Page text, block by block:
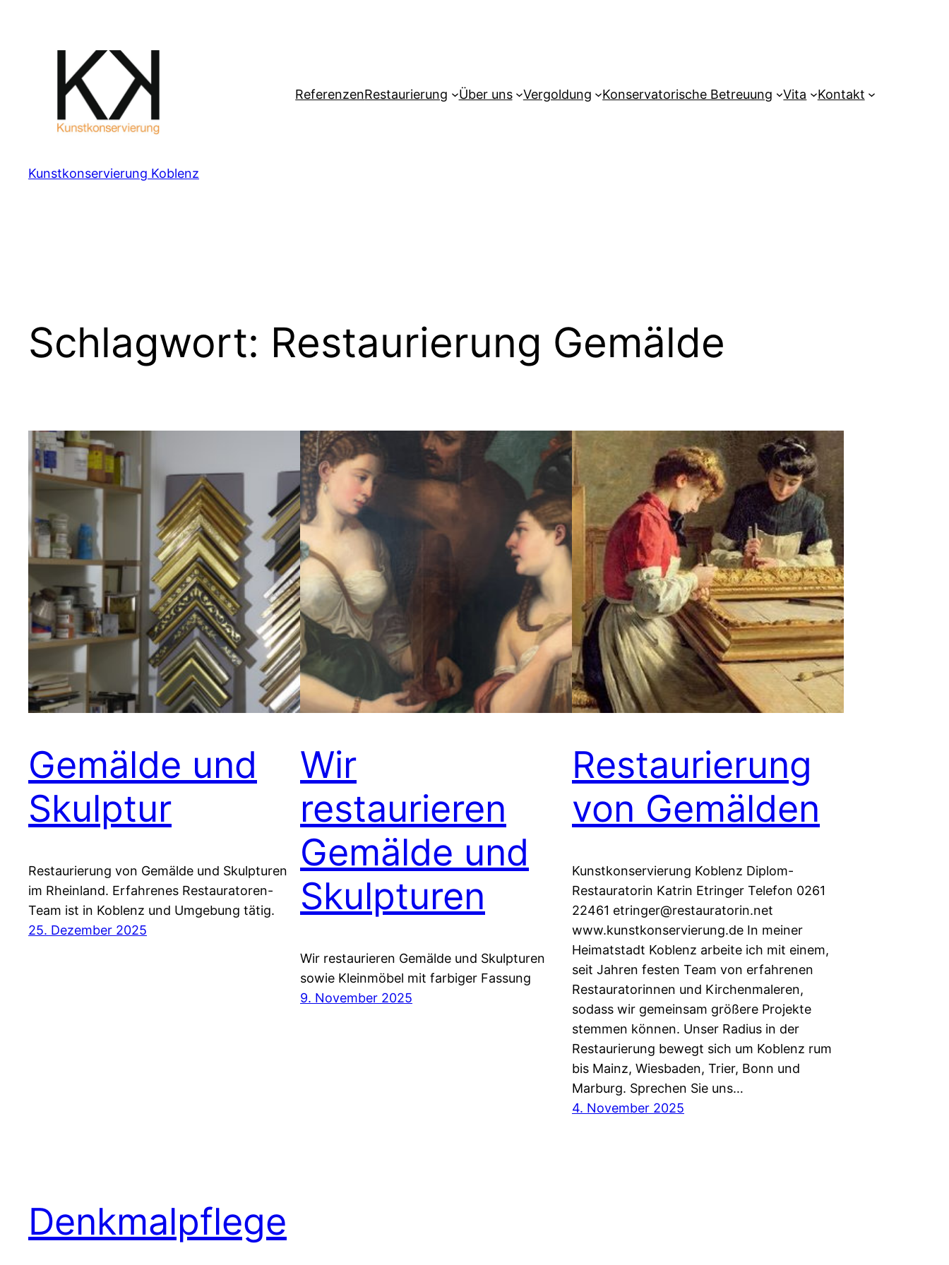
ReferenzenRestaurierung Über uns Vergoldung Konservatorische Betreuung Vita Kontakt
Kunstkonservierung Koblenz
Schlagwort: Restaurierung Gemälde
Gemälde und
Skulptur
Restaurierung von Gemälde und Skulpturen
im Rheinland. Erfahrenes Restauratoren-
Team ist in Koblenz und Umgebung tätig.
25. Dezember 2025
Wir
restaurieren
Gemälde und
Skulpturen
Wir restaurieren Gemälde und Skulpturen
sowie Kleinmöbel mit farbiger Fassung
9. November 2025
Restaurierung
von Gemälden
Kunstkonservierung Koblenz Diplom-
Restauratorin Katrin Etringer Telefon 0261
22461 etringer@restauratorin.net
www.kunstkonservierung.de In meiner
Heimatstadt Koblenz arbeite ich mit einem,
seit Jahren festen Team von erfahrenen
Restauratorinnen und Kirchenmaleren,
sodass wir gemeinsam größere Projekte
stemmen können. Unser Radius in der
Restaurierung bewegt sich um Koblenz rum
bis Mainz, Wiesbaden, Trier, Bonn und
Marburg. Sprechen Sie uns…
4. November 2025
Denkmalpflege